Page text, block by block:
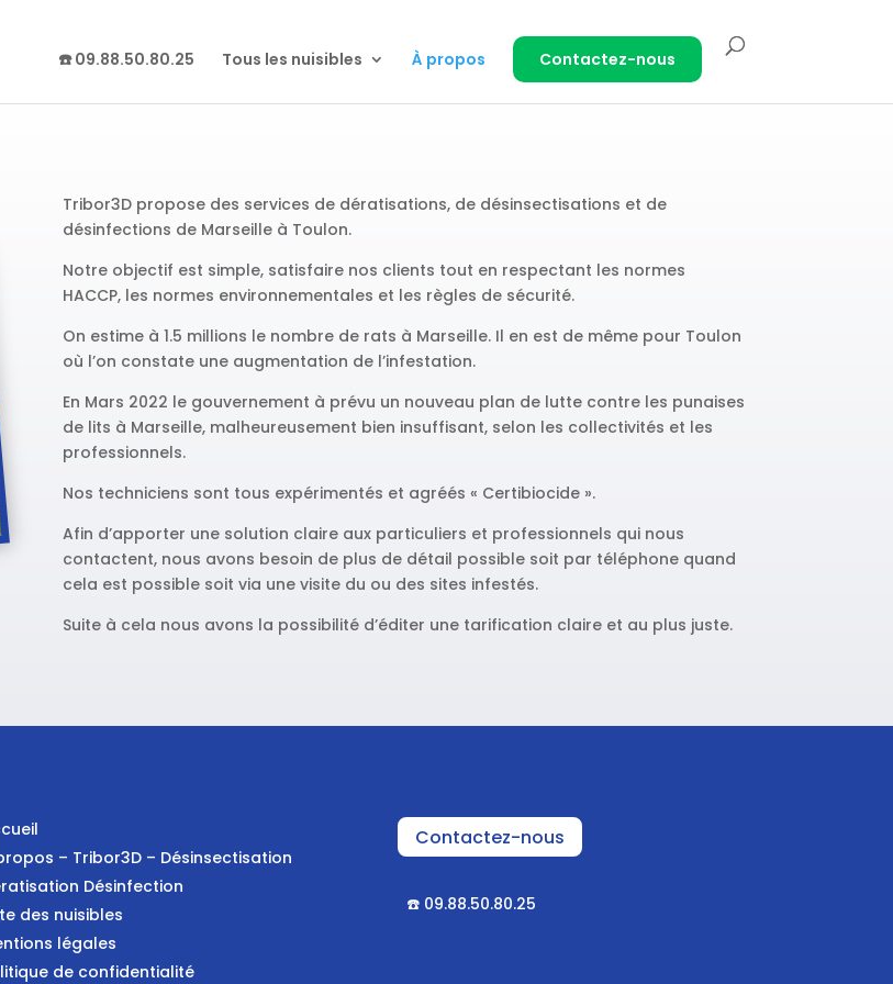
☎️ 09.88.50.80.25 Tous les nuisibles À propos Contactez-nous
Tribor3D propose des services de dératisations, de désinsectisations et de
désinfections de Marseille à Toulon.
Notre objectif est simple, satisfaire nos clients tout en respectant les normes
HACCP, les normes environnementales et les règles de sécurité.
On estime à 1.5 millions le nombre de rats à Marseille. Il en est de même pour Toulon
où l’on constate une augmentation de l’infestation.
En Mars 2022 le gouvernement à prévu un nouveau plan de lutte contre les punaises
de lits à Marseille, malheureusement bien insuffisant, selon les collectivités et les
professionnels.
Nos techniciens sont tous expérimentés et agréés « Certibiocide ».
Afin d’apporter une solution claire aux particuliers et professionnels qui nous
contactent, nous avons besoin de plus de détail possible soit par téléphone quand
cela est possible soit via une visite du ou des sites infestés.
Suite à cela nous avons la possibilité d’éditer une tarification claire et au plus juste.
– Tribor3D – Désinsectisation
Désinfection
des nuisibles
légales
de confidentialité
Contactez-nous
☎️ 09.88.50.80.25